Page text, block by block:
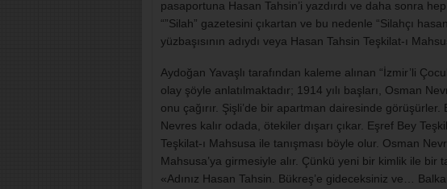
pasaportuna Hasan Tahsin’i yazdırdı ve daha sonra
“”Silah” gazetesini çıkartan ve bu nedenle “Silahçı
yüzbaşısının adıydı veya Hasan Tahsin Teşkilat-ı
Aydoğan Yavaşlı tarafından kaleme alınan “İzmir’li
olay şöyle anlatılmaktadır; 1914 yılı başları, Osman
onu çağırır. Şişli’de bir apartman dairesinde görüşürler.
Nevres kalır odada, ötekiler dışarı çıkar. Eşref Bey
Teşkilat-ı Mahsusa ile tanışması böyle olur. Osman
Mahsusa’ya girmesiyle alır. Çünkü yeni bir kimlik ile bir
«Adınız Hasan Tahsin. Bükreş’e gideceksiniz ve…